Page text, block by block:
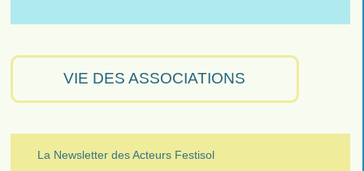
VIE DES ASSOCIATIONS
La Newsletter des Acteurs Festisol